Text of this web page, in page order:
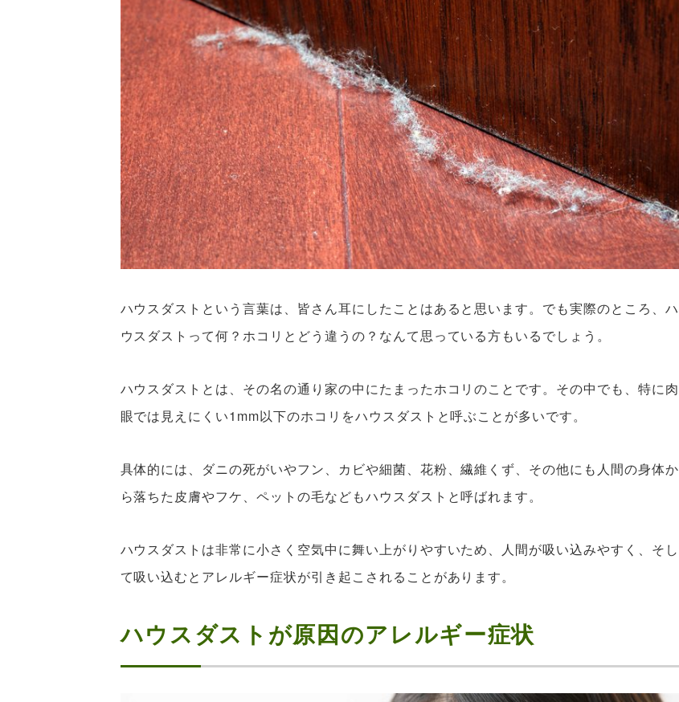
ハウスダストという言葉は、皆さん耳にしたことはあると思います。でも実際のところ、ハ
ウスダストって何？ホコリとどう違うの？なんて思っている方もいるでしょう。
ハウスダストとは、その名の通り家の中にたまったホコリのことです。その中でも、特に肉
眼では見えにくい1mm以下のホコリをハウスダストと呼ぶことが多いです。
具体的には、ダニの死がいやフン、カビや細菌、花粉、繊維くず、その他にも人間の身体か
ら落ちた皮膚やフケ、ペットの毛などもハウスダストと呼ばれます。
ハウスダストは非常に小さく空気中に舞い上がりやすいため、人間が吸い込みやすく、そし
て吸い込むとアレルギー症状が引き起こされることがあります。
ハウスダストが原因のアレルギー症状